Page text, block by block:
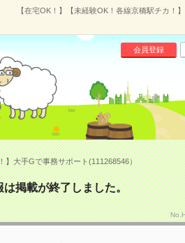
【在宅OK！】【未経験OK！各線京橋駅チカ！
会員登録
】大手Gで事務サポート(111268546）
は掲載が終了しました。